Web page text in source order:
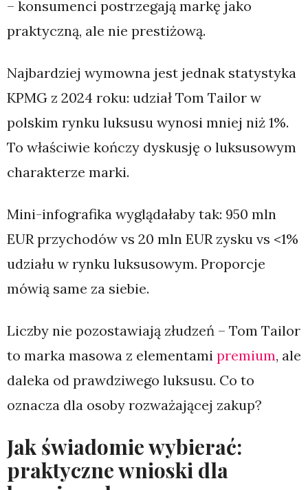
– konsumenci postrzegają markę jako
praktyczną, ale nie prestiżową.
Najbardziej wymowna jest jednak statystyka
KPMG z 2024 roku: udział Tom Tailor w
polskim rynku luksusu wynosi mniej niż 1%.
To właściwie kończy dyskusję o luksusowym
charakterze marki.
Mini-infografika wyglądałaby tak: 950 mln
EUR przychodów vs 20 mln EUR zysku vs <1%
udziału w rynku luksusowym. Proporcje
mówią same za siebie.
Liczby nie pozostawiają złudzeń – Tom Tailor
to marka masowa z elementami premium, ale
daleka od prawdziwego luksusu. Co to
oznacza dla osoby rozważającej zakup?
Jak świadomie wybierać:
praktyczne wnioski dla